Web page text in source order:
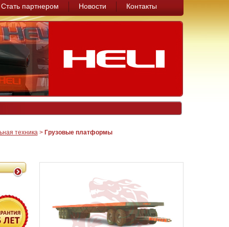
Стать партнером Новости Контакты
техника> Грузовые платформы